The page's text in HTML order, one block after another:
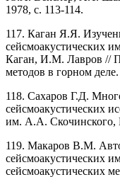
1978, с. 113-114.
117. Каган Я.Я.
сейсмоакустических
Каган, И.М. Лавров //
методов в горном
118. Сахаров Г.Д.
сейсмоакустических
им. А.А. Скочинского,
119. Макаров В.М.
сейсмоакустических
сейсмоакустических